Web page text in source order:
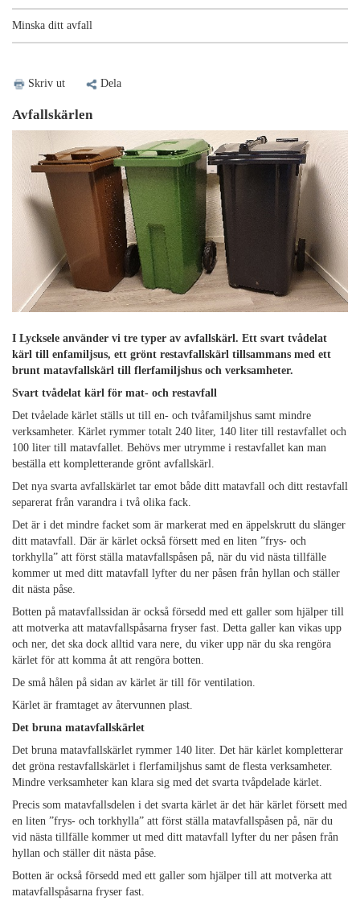
Minska ditt avfall
Skriv ut Dela
Avfallskärlen
I Lycksele använder vi tre typer av avfallskärl. Ett svart tvådelat
kärl till enfamiljsus, ett grönt restavfallskärl tillsammans med ett
brunt matavfallskärl till flerfamiljshus och verksamheter.
Svart tvådelat kärl för mat- och restavfall
Det tvåelade kärlet ställs ut till en- och tvåfamiljshus samt mindre
verksamheter. Kärlet rymmer totalt 240 liter, 140 liter till restavfallet och
100 liter till matavfallet. Behövs mer utrymme i restavfallet kan man
beställa ett kompletterande grönt avfallskärl.
Det nya svarta avfallskärlet tar emot både ditt matavfall och ditt restavfall
separerat från varandra i två olika fack.
Det är i det mindre facket som är markerat med en äppelskrutt du slänger
ditt matavfall. Där är kärlet också försett med en liten ”frys- och
torkhylla” att först ställa matavfallspåsen på, när du vid nästa tillfälle
kommer ut med ditt matavfall lyfter du ner påsen från hyllan och ställer
dit nästa påse.
Botten på matavfallssidan är också försedd med ett galler som hjälper till
att motverka att matavfallspåsarna fryser fast. Detta galler kan vikas upp
och ner, det ska dock alltid vara nere, du viker upp när du ska rengöra
kärlet för att komma åt att rengöra botten.
De små hålen på sidan av kärlet är till för ventilation.
Kärlet är framtaget av återvunnen plast.
Det bruna matavfallskärlet
Det bruna matavfallskärlet rymmer 140 liter. Det här kärlet kompletterar
det gröna restavfallskärlet i flerfamiljshus samt de flesta verksamheter.
Mindre verksamheter kan klara sig med det svarta tvåpdelade kärlet.
Precis som matavfallsdelen i det svarta kärlet är det här kärlet försett med
en liten ”frys- och torkhylla” att först ställa matavfallspåsen på, när du
vid nästa tillfälle kommer ut med ditt matavfall lyfter du ner påsen från
hyllan och ställer dit nästa påse.
Botten är också försedd med ett galler som hjälper till att motverka att
matavfallspåsarna fryser fast.